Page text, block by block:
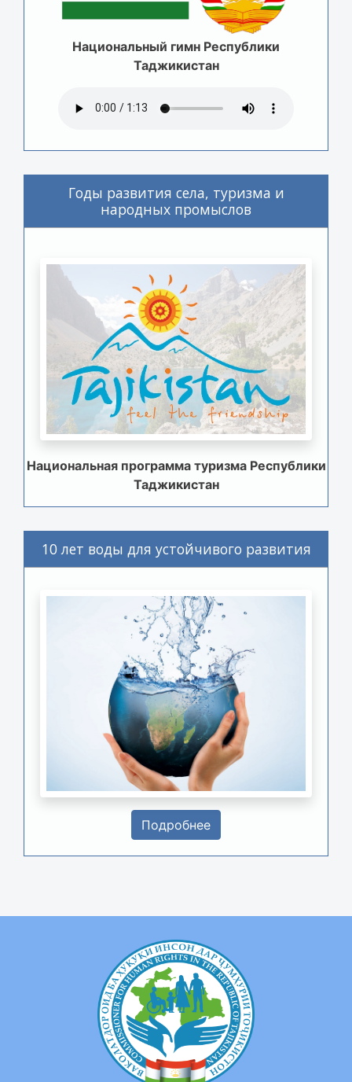
Национальный гимн Республики
Таджикистан
Годы развития села, туризма и
народных промыслов
Национальная программа туризма Республики
Таджикистан
10 лет воды для устойчивого развития
Подробнее